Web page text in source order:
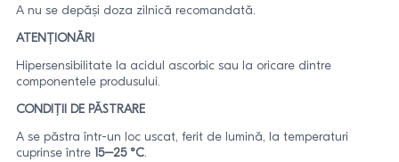
A nu se depăși doza zilnică recomandată.
ATENȚIONĂRI
Hipersensibilitate la acidul ascorbic sau la oricare dintre
componentele produsului.
CONDIȚII DE PĂSTRARE
A se păstra într-un loc uscat, ferit de lumină, la temperaturi
cuprinse între 15–25 °C.